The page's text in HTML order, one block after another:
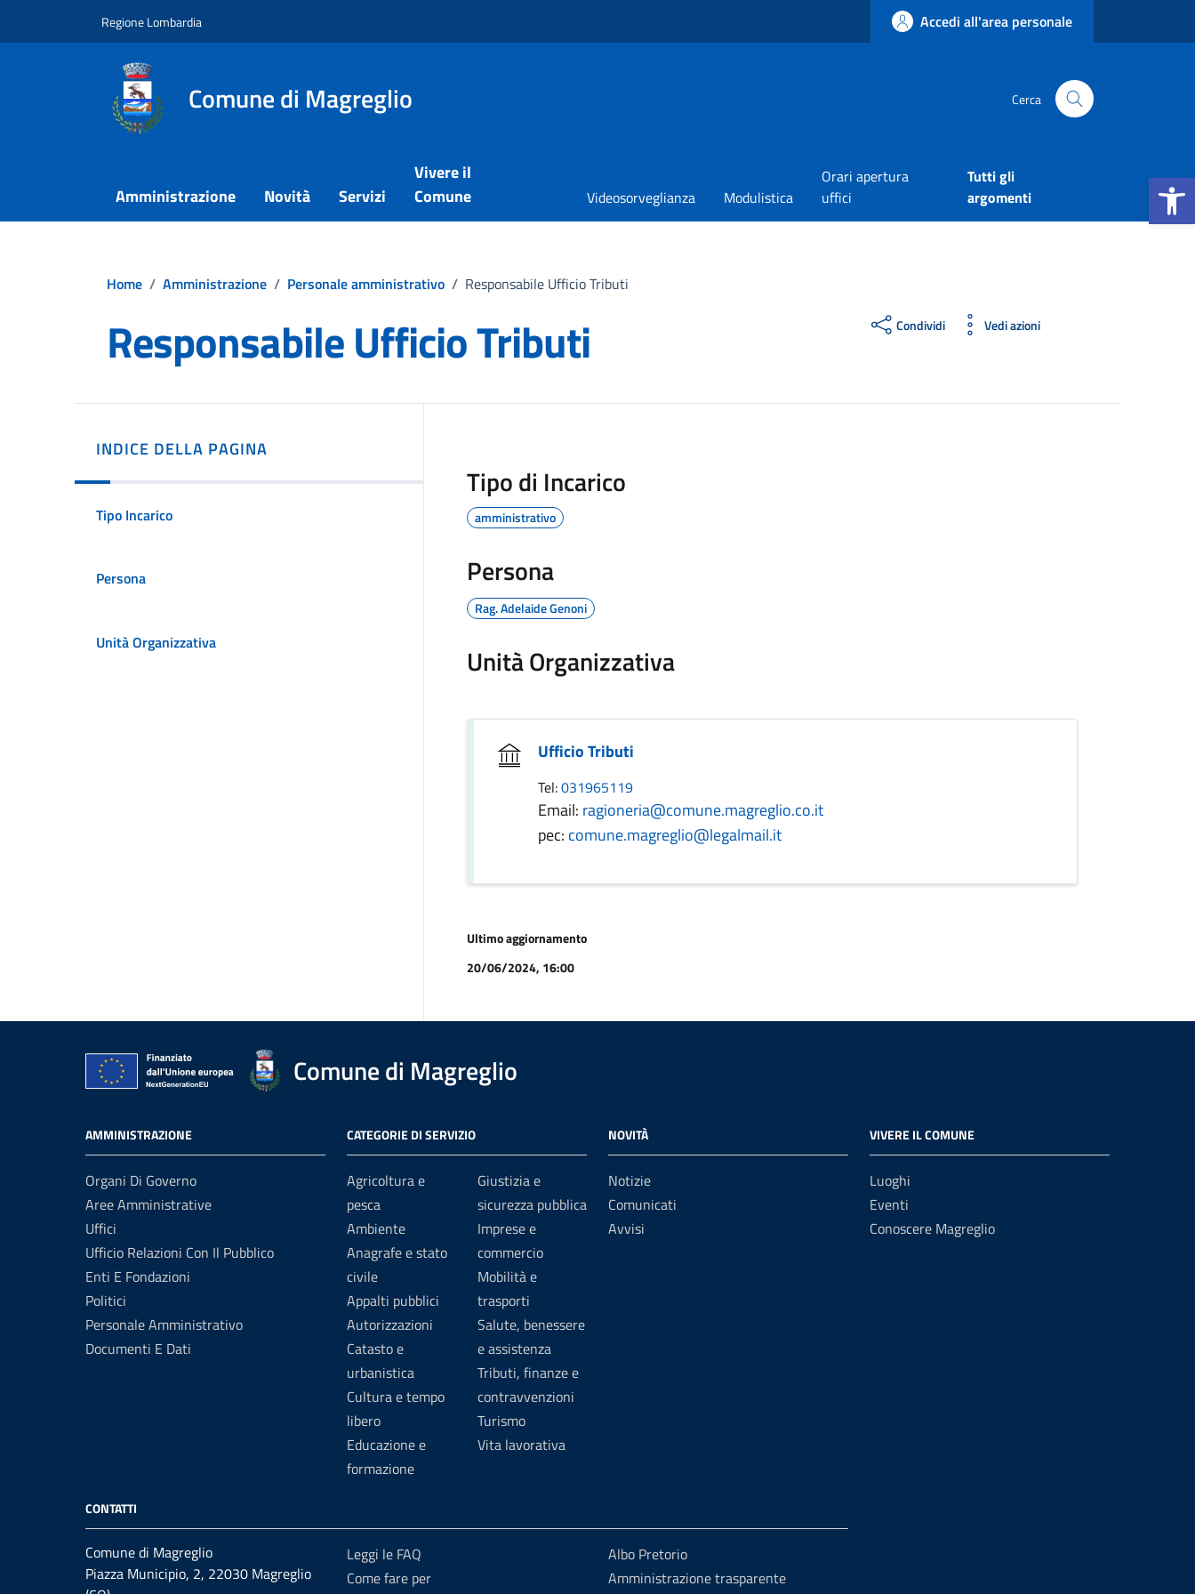
Apri la
Regione Lombardia Accedi all'area personale
Comune di Magreglio Cerca
Amministrazione Novità Servizi
Vivere il
Comune
Videosorveglianza Modulistica
Orari apertura
uffici
Tutti gli
argomenti
Home / Amministrazione / Personale amministrativo / Responsabile Ufficio Tributi
Responsabile Ufficio Tributi Condividi Vedi azioni
INDICE DELLA PAGINA
Tipo Incarico
Persona
Unità Organizzativa
Tipo di Incarico
amministrativo
Persona
Rag. Adelaide Genoni
Unità Organizzativa
Ufficio Tributi
Tel:031965119
Email: ragioneria@comune.magreglio.co.it
pec: comune.magreglio@legalmail.it
Ultimo aggiornamento
20/06/2024, 16:00
Comune di Magreglio
AMMINISTRAZIONE
Organi Di Governo
Aree Amministrative
Uffici
Ufficio Relazioni Con Il Pubblico
Enti E Fondazioni
Politici
Personale Amministrativo
Documenti E Dati
CATEGORIE DI SERVIZIO
Agricoltura e
pesca
Ambiente
Anagrafe e stato
civile
Appalti pubblici
Autorizzazioni
Catasto e
urbanistica
Cultura e tempo
libero
Educazione e
formazione
Giustizia e
sicurezza pubblica
Imprese e
commercio
Mobilità e
trasporti
Salute, benessere
e assistenza
Tributi, finanze e
contravvenzioni
Turismo
Vita lavorativa
NOVITÀ
Notizie
Comunicati
Avvisi
VIVERE IL COMUNE
Luoghi
Eventi
Conoscere Magreglio
CONTATTI
Comune di Magreglio
Piazza Municipio, 2, 22030 Magreglio
Leggi le FAQ
Come fare per
Albo Pretorio
Amministrazione trasparente